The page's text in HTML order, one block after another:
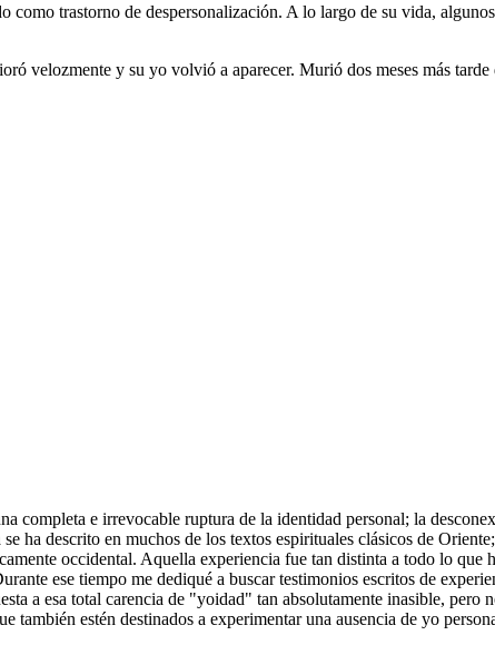
trastorno de despersonalización. A lo largo de su vida,
velozmente y su yo volvió a aparecer. Murió dos meses más
completa e irrevocable ruptura de la identidad personal; la
ha descrito en muchos de los textos espirituales clásicos de
occidental. Aquella experiencia fue tan distinta a todo lo que
ese tiempo me dediqué a buscar testimonios escritos de
a esa total carencia de "yoidad" tan absolutamente inasible,
estén destinados a experimentar una ausencia de yo